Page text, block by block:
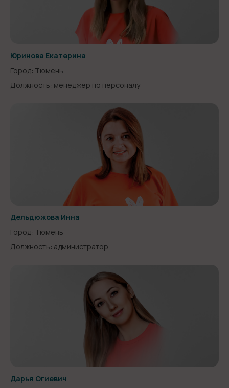
Юринова Екатерина
Город: Тюмень
Должность: менеджер по персоналу
Дельдюжова Инна
Город: Тюмень
Должность: администратор
Дарья Огиевич